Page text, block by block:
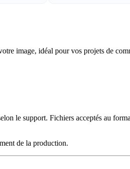
image, idéal pour vos projets de
le support. Fichiers acceptés au
de la production.